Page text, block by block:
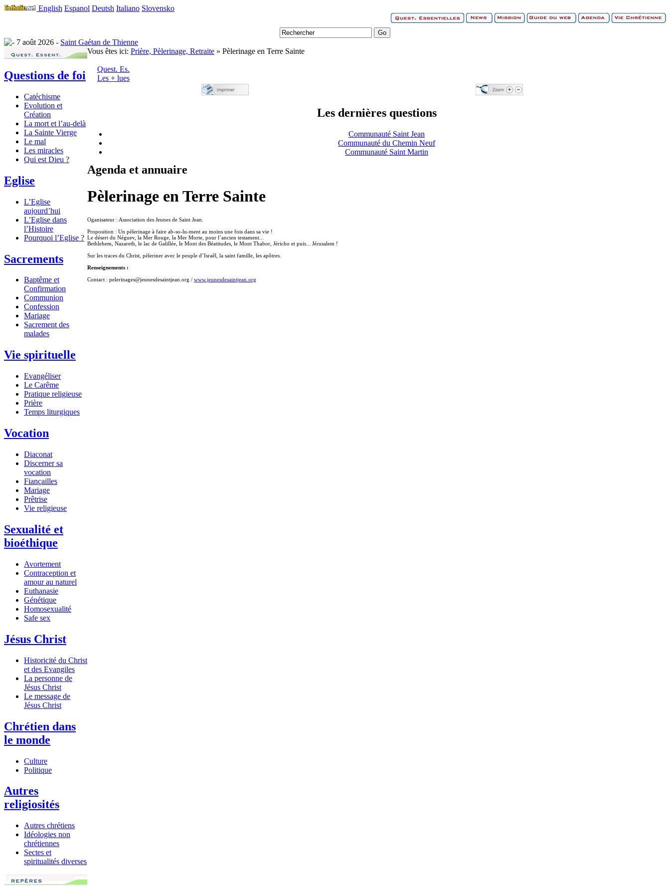
English Espanol Deutsh Italiano Slovensko
7 août 2026 - Saint Gaétan de Thienne
Questions de foi
Catéchisme
Evolution et
Création
La mort et l’au-delà
La Sainte Vierge
Le mal
Les miracles
Qui est Dieu ?
Eglise
L’Eglise
aujourd’hui
L’Eglise dans
l’Histoire
Pourquoi l’Eglise ?
Sacrements
Baptême et
Confirmation
Communion
Confession
Mariage
Sacrement des
malades
Vie spirituelle
Evangéliser
Le Carême
Pratique religieuse
Prière
Temps liturgiques
Vocation
Diaconat
Discerner sa
vocation
Fiançailles
Mariage
Prêtrise
Vie religieuse
Sexualité et
bioéthique
Avortement
Contraception et
amour au naturel
Euthanasie
Génétique
Homosexualité
Safe sex
Jésus Christ
Historicité du Christ
et des Evangiles
La personne de
Jésus Christ
Le message de
Jésus Christ
Chrétien dans
le monde
Culture
Politique
Autres
religiosités
Autres chrétiens
Idéologies non
chrétiennes
Sectes et
spiritualités diverses
Vous êtes ici: Prière, Pèlerinage, Retraite » Pèlerinage en Terre Sainte
Quest. Es.
Les + lues
Les dernières questions
Communauté Saint Jean
Communauté du Chemin Neuf
Communauté Saint Martin
Agenda et annuaire
Pèlerinage en Terre Sainte
Oganisateur : Association des Jeunes de Saint Jean.
Proposition : Un pèlerinage à faire ab-so-lu-ment au moins une fois dans sa vie !
Le désert du Néguev, la Mer Rouge, la Mer Morte, pour l’ancien testament...
Bethlehem, Nazareth, le lac de Galillée, le Mont des Béatitudes, le Mont Thabor, Jéricho et puis... Jérusalem !
Sur les traces du Christ, pèleriner avec le peuple d’Israêl, la saint famille, les apôtres.
Renseignements :
Contact : pelerinages@jeunesdesaintjean.org / www.jeunesdesaintjean.org